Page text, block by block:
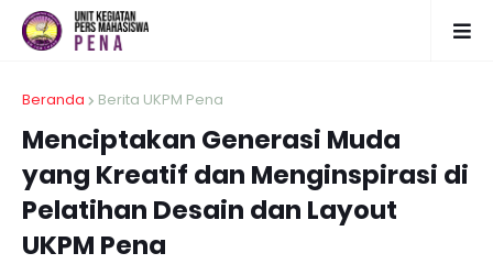
Beranda Berita UKPM Pena
Menciptakan Generasi Muda
yang Kreatif dan Menginspirasi di
Pelatihan Desain dan Layout
UKPM Pena